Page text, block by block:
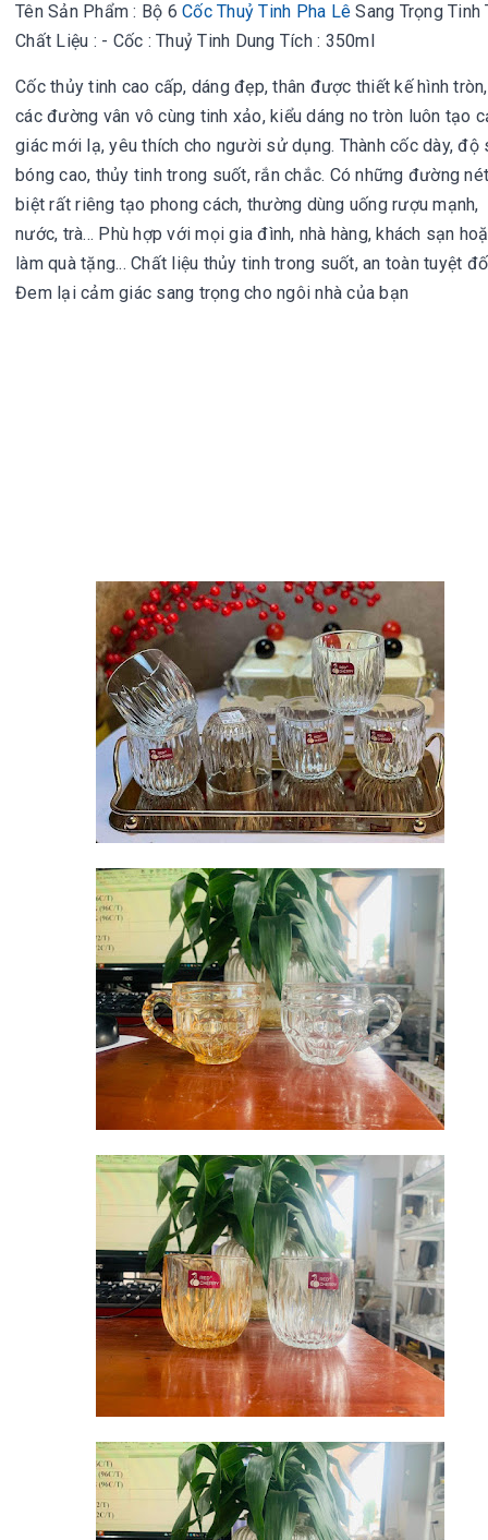
Tên Sản Phẩm : Bộ 6 Cốc Thuỷ Tinh Pha LêSang Trọng Tinh
Chất Liệu : - Cốc : Thuỷ Tinh Dung Tích : 350ml
Cốc thủy tinh cao cấp, dáng đẹp, thân được thiết kế hình
các đường vân vô cùng tinh xảo, kiểu dáng no tròn luôn tạo
giác mới lạ, yêu thích cho người sử dụng. Thành cốc dày, độ
bóng cao, thủy tinh trong suốt, rắn chắc. Có những đường
biệt rất riêng tạo phong cách, thường dùng uống rượu mạnh,
nước, trà... Phù hợp với mọi gia đình, nhà hàng, khách sạn
làm quà tặng... Chất liệu thủy tinh trong suốt, an toàn tuyệt
Đem lại cảm giác sang trọng cho ngôi nhà của bạn